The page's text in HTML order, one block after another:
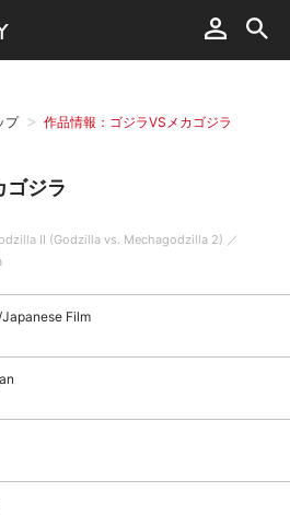
プ 作品情報：ゴジラVSメカゴジラ
ゴジラ
II (Godzilla vs. Mechagodzilla 2) ／
Japanese Film